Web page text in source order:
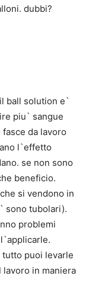
dubbi?
ball solution e`
piu` sangue
da lavoro
l`effetto
se non sono
beneficio.
si vendono in
sono tubolari).
problemi
puoi levarle
in maniera